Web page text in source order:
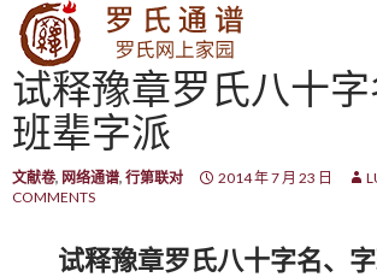
SKIP TO CONTENT
试释豫章罗氏八十
班辈字派
文献卷, 网络通谱, 行第联对 2014 年 7 月 23 日
COMMENTS
试释豫章罗氏八十字名、